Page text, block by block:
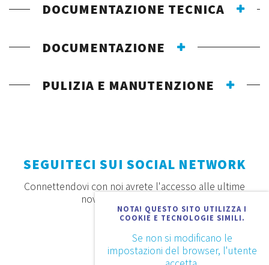
DOCUMENTAZIONE TECNICA
DOCUMENTAZIONE
PULIZIA E MANUTENZIONE
NOTA! QUESTO SITO UTILIZZA I
COOKIE E TECNOLOGIE SIMILI.
Se non si modificano le
impostazioni del browser, l'utente
SEGUITECI SUI SOCIAL NETWORK
Connettendovi con noi avrete l'accesso alle ultime
novità, offerte e prodotti